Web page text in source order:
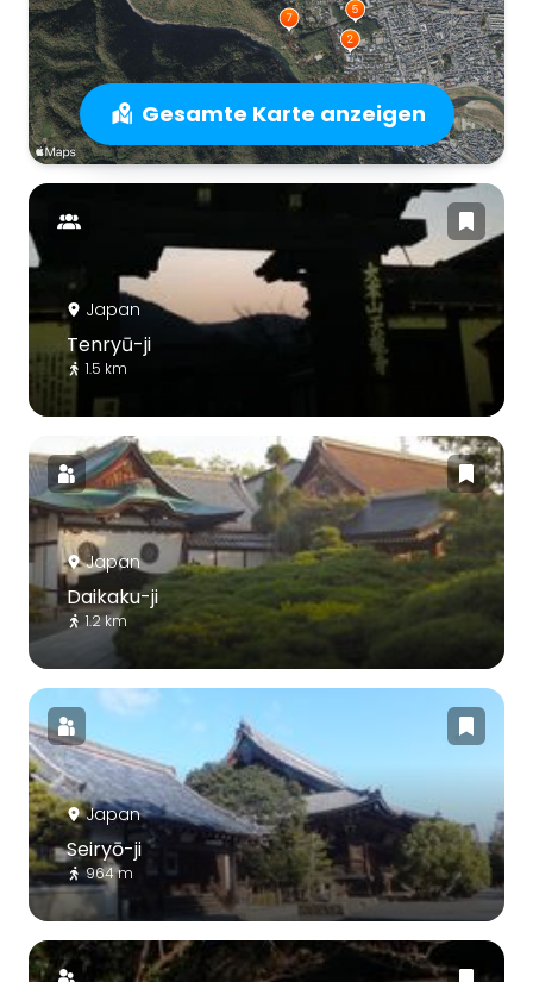
Gesamte Karte anzeigen
Japan
Tenryū-ji
1.5 km
Japan
Daikaku-ji
1.2 km
Japan
Seiryō-ji
964 m